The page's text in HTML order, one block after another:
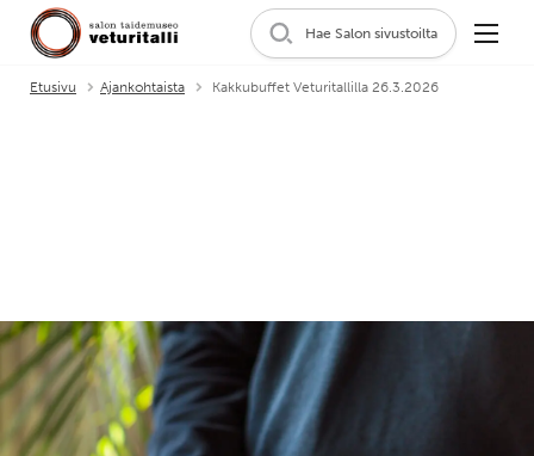
Hae Salon sivustoilta
Etusivu Ajankohtaista Kakkubuffet Veturitallilla 26.3.2026